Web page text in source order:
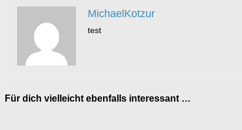
MichaelKotzur
test
Für dich vielleicht ebenfalls interessant …